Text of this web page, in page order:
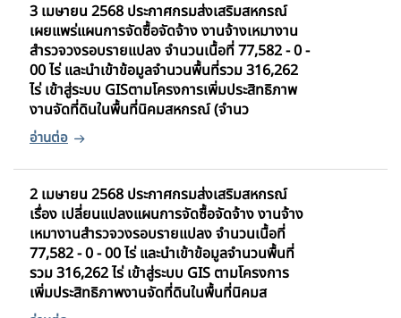
3 เมษายน 2568 ประกาศกรมส่งเสริมสหกรณ์
เผยแพร่แผนการจัดซื้อจัดจ้าง งานจ้างเหมางาน
สำรวจวงรอบรายแปลง จำนวนเนื้อที่ 77,582 - 0 -
00 ไร่ และนำเข้าข้อมูลจำนวนพื้นที่รวม 316,262
ไร่ เข้าสู่ระบบ GISตามโครงการเพิ่มประสิทธิภาพ
งานจัดที่ดินในพื้นที่นิคมสหกรณ์ (จำนว
2 เมษายน 2568 ประกาศกรมส่งเสริมสหกรณ์
เรื่อง เปลี่ยนแปลงแผนการจัดซื้อจัดจ้าง งานจ้าง
เหมางานสำรวจวงรอบรายแปลง จำนวนเนื้อที่
77,582 - 0 - 00 ไร่ และนำเข้าข้อมูลจำนวนพื้นที่
รวม 316,262 ไร่ เข้าสู่ระบบ GIS ตามโครงการ
เพิ่มประสิทธิภาพงานจัดที่ดินในพื้นที่นิคมส